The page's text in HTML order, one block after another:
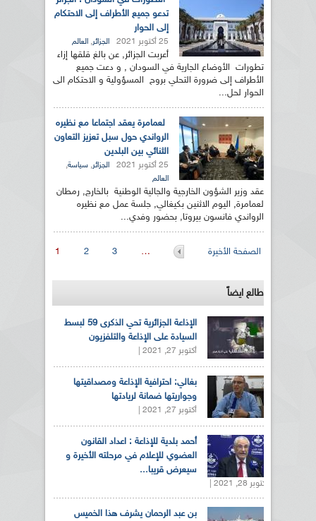
تدعو جميع الأطراف إلى الاحتكام
إلى الحوار
25 أكتوبر 2021 الجزائر, العالم
أعربت الجزائر, عن بالغ قلقها إزاء
تطورات الأوضاع الجارية في السودان , و دعت جميع
الأطراف إلى ضرورة التحلي بروح المسؤولية و الاحتكام الى
الحوار لحل...
لعمامرة يعقد اجتماعا مع نظيره
الرواندي حول سبل تعزيز التعاون
الثنائي بين البلدين
25 أكتوبر 2021 الجزائر, سياسة,
العالم
عقد وزير الشؤون الخارجية والجالية الوطنية بالخارج, رمطان
لعمامرة, اليوم الاثنين بكيغالي, جلسة عمل مع نظيره
الرواندي فانسون بيروتا, بحضور وفدي...
الصفحات 1 2 3 … الصفحة الأخيرة
طالع ايضاً
الإذاعة الجزائرية تحي الذكرى 59 لبسط
السيادة على الإذاعة والتلفزيون
أكتوبر 27, 2021 |
بغالي: احترافية الإذاعة ومصداقيتها
وجواريتها ضمانة لريادتها
أكتوبر 27, 2021 |
أحمد بلدية للإذاعة : اعداد القانون
العضوي للإعلام في مرحلته الأخيرة و
سيعرض قريبا...
أكتوبر 28, 2021 |
بن عبد الرحمان يشرف هذا الخميس